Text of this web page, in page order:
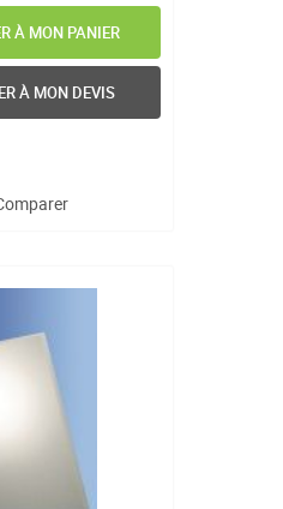
À MON PANIER
À MON DEVIS